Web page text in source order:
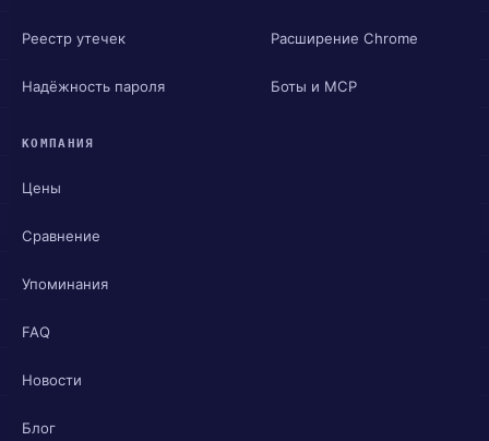
Реестр утечек
Надёжность пароля
Расширение Chrome
Боты и MCP
КОМПАНИЯ
Цены
Сравнение
Упоминания
FAQ
Новости
Блог